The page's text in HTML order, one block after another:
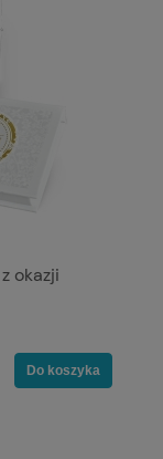
okazji
Do koszyka